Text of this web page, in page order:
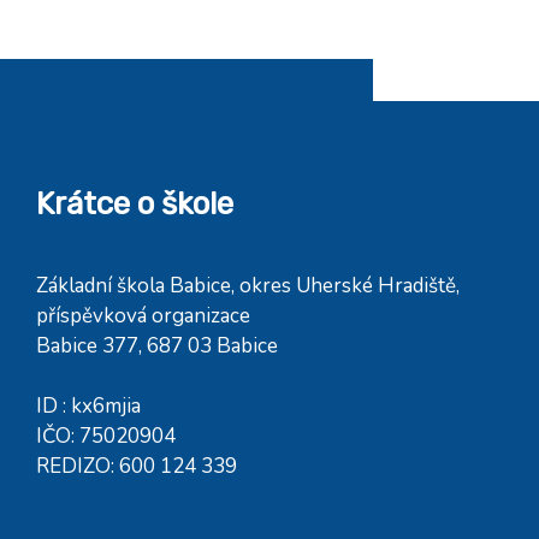
Krátce o škole
Základní škola Babice, okres Uherské Hradiště,
příspěvková organizace
Babice 377, 687 03 Babice
ID : kx6mjia
IČO: 75020904
REDIZO: 600 124 339